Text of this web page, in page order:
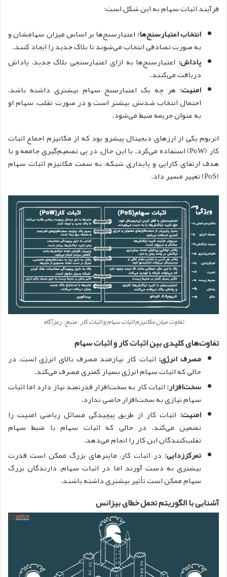
فرآیند اثبات سهام به این شکل است:
انتخاب اعتبارسنج‌ها: اعتبارسنج‌ها بر اساس میزان سهامشان و
به صورت تصادفی انتخاب می‌شوند تا بلاک جدید را ایجاد کنند.
پاداش: اعتبارسنج‌ها به ازای اعتبارسنجی بلاک جدید، پاداش
دریافت می‌کنند.
امنیت: هر چه یک اعتبارسنج سهام بیشتری داشته باشد،
احتمال انتخاب شدنش بیشتر است و در صورت تقلب، سهام او
به عنوان جریمه ضبط می‌شود.
اتریوم یکی از ارزهای دیجیتال پیشرو بود که از مکانیزم اجماع اثبات
کار (PoW) استفاده می‌کرد. با این حال، در پی تصمیم‌گیری جامعه و با
هدف ارتقای کارایی و پایداری شبکه، به سمت مکانیزم اثبات سهام
(PoS) تغییر مسیر داد.
تفاوت میان مکانیزم اثبات سهام و اثبات کار – منبع: رمزآگاه
تفاوت‌های کلیدی بین اثبات کار و اثبات سهام
مصرف انرژی: اثبات کار نیازمند مصرف بالای انرژی است، در
حالی که اثبات سهام انرژی بسیار کمتری مصرف می‌کند.
سخت‌افزار:اثبات کار به سخت‌افزار قدرتمند نیاز دارد اما اثبات
سهام نیازی به سخت‌افزار خاصی ندارد.
امنیت: اثبات کار از طریق پیچیدگی مسائل ریاضی امنیت را
تضمین می‌کند، در حالی که اثبات سهام با ضبط سهام
تقلب‌کنندگان این کار را انجام می‌دهد.
تمرکززدایی: در اثبات کار، ماینرهای بزرگ ممکن است قدرت
بیشتری به دست آورند اما در اثبات سهام، دارندگان بزرگ
سهام ممکن است تأثیر بیشتری داشته باشند.
آشنایی با الگوریتم تحمل خطای بیزانس